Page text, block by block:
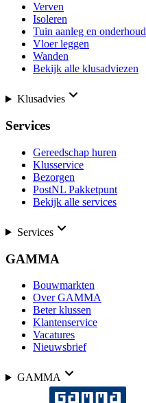
Verven
Isoleren
Tuin aanleg en onderhoud
Vloer leggen
Wanden
Bekijk alle klusadviezen
Klusadvies
Services
Gereedschap huren
Klusservice
Bezorgen
PostNL Pakketpunt
Bekijk alle services
Services
GAMMA
Bouwmarkten
Over GAMMA
Beter klussen
Klantenservice
Vacatures
Nieuwsbrief
GAMMA